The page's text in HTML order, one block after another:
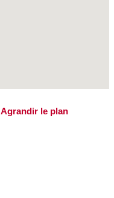
Agrandir le plan